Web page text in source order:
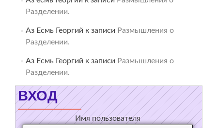
Разделении.
Аз Есмь Георгий к записи Размышления о
Разделении.
Аз Есмь Георгий к записи Размышления о
Разделении.
ВХОД
Имя пользователя